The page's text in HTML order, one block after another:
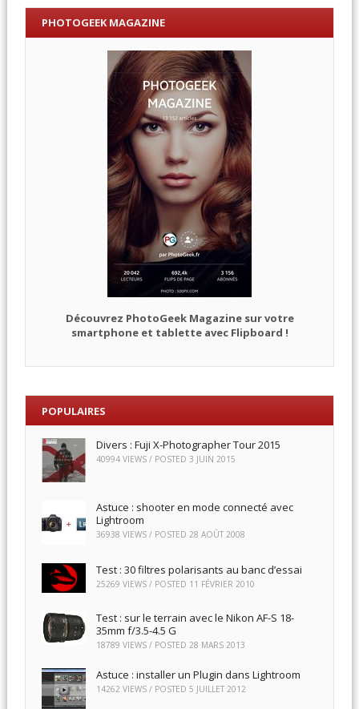
PHOTOGEEK MAGAZINE
Découvrez PhotoGeek Magazine sur votre
smartphone et tablette avec Flipboard !
POPULAIRES
Divers : Fuji X-Photographer Tour 2015
40994 VIEWS / POSTED 3 JUIN 2015
Astuce : shooter en mode connecté avec
Lightroom
36938 VIEWS / POSTED 28 AOÛT 2008
Test : 30 filtres polarisants au banc d’essai
25269 VIEWS / POSTED 11 FÉVRIER 2010
Test : sur le terrain avec le Nikon AF-S 18-
35mm f/3.5-4.5 G
18789 VIEWS / POSTED 28 MARS 2013
Astuce : installer un Plugin dans Lightroom
14262 VIEWS / POSTED 5 JUILLET 2012